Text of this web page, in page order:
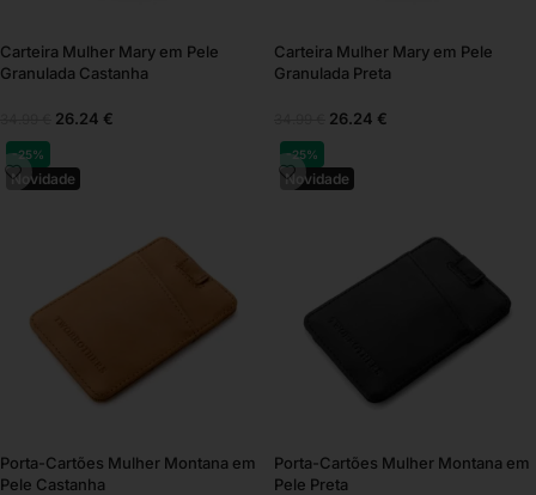
Carteira Mulher Mary em Pele
Granulada Castanha
26.24 €
Carteira Mulher Mary em Pele
Granulada Preta
26.24 €
-25%
Novidade
Porta-Cartões Mulher Montana em
Pele Castanha
-25%
Novidade
Porta-Cartões Mulher Montana em
Pele Preta